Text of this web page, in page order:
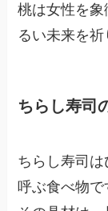
桃は女性を
るい未来を祈
ちらし寿司
ちらし寿司
呼ぶ食べ物で